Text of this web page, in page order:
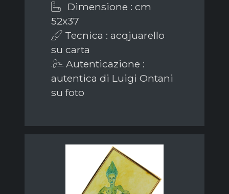
Dimensione : cm
52x37
Tecnica : acqjuarello
su carta
Autenticazione :
autentica di Luigi Ontani
su foto